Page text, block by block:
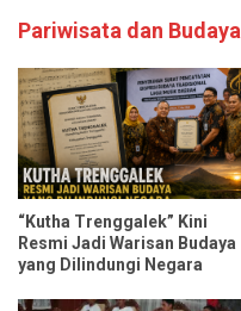
Pariwisata dan Budaya
“Kutha Trenggalek” Kini
Resmi Jadi Warisan Budaya
yang Dilindungi Negara